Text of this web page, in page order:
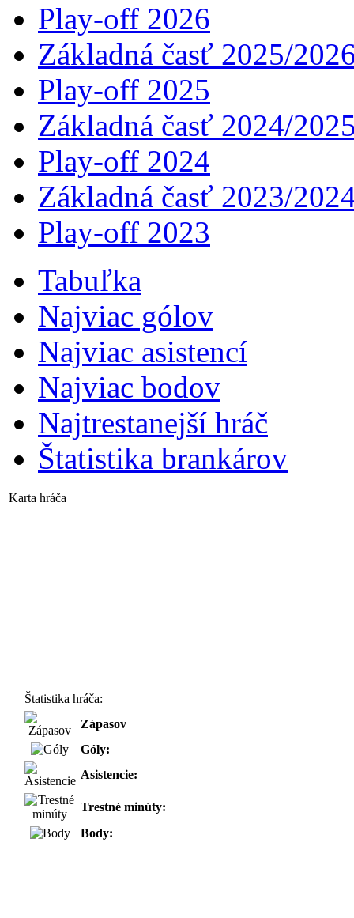
Play-off 2026
Základná časť 2025/
Play-off 2025
Základná časť 2024/
Play-off 2024
Základná časť 2023/
Play-off 2023
Tabuľka
Najviac gólov
Najviac asistencí­
Najviac bodov
Najtrestanejší hráč
Štatistika brankárov
Karta hráča
Štatistika hráča:
Zápasov
Góly:
Asistencie:
Trestné minúty:
Body: